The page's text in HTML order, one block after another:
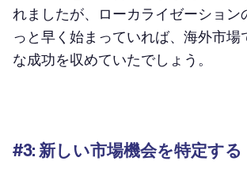
れましたが、ローカライゼーション
っと早く始まっていれば、海外市場
な成功を収めていたでしょう。
#3: 新しい市場機会を特定する